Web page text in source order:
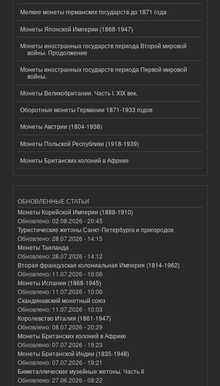
Мелкие монеты германских государств до 1871 года
Монеты Японской Империи (1868-1947)
Монеты иностранных государств периода Второй мировой
войны. Продолжение
Монеты иностранных государств периода Первой мировой
войны.
Монеты Великобритании. Часть I. XIX век.
Оборотные монеты Германии 1871-1933 годов
Монеты Австрии (1804-1938)
Монеты Польской Республики (1918-1939)
Монеты Британских колоний в Африке
ОБНОВЛЕННЫЕ СТАТЬИ
Монеты Корейской Империи (1888-1910)
Обновлено:02.08.2026 - 20:45
Туристические жетоны Санкт-Петербурга и пригородов
Обновлено:28.07.2026 - 14:15
Монеты Таиланда
Обновлено:28.07.2026 - 14:12
Вторая французская колониальная Империя (1814-1962)
Обновлено: 11.07.2026 - 10:06
Монеты Испании (1868-1945)
Обновлено: 11.07.2026 - 10:06
Скандинавский монетный союз
Обновлено: 11.07.2026 - 10:03
Королевство Италия (1861-1947)
Обновлено:08.07.2026 - 20:29
Монеты Британских колоний в Африке
Обновлено:07.07.2026 - 19:23
Монеты Британской Индии (1835-1948)
Обновлено:07.07.2026 - 19:21
Биметаллические музейные жетоны. Часть II
Обновлено:27.06.2026 - 08:22